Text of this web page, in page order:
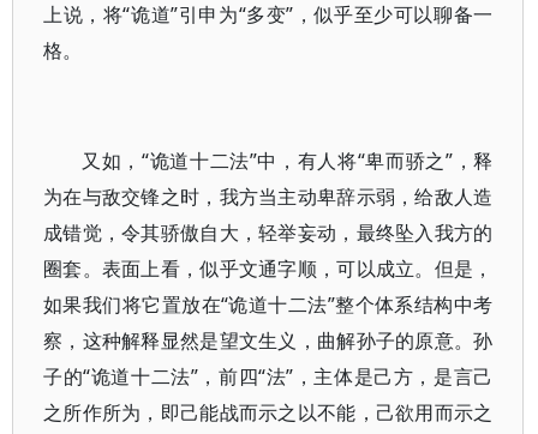
上说，将“诡道”引申为“多变”，似乎至少可以聊备一
格。
又如，“诡道十二法”中，有人将“卑而骄之”，释
为在与敌交锋之时，我方当主动卑辞示弱，给敌人造
成错觉，令其骄傲自大，轻举妄动，最终坠入我方的
圈套。表面上看，似乎文通字顺，可以成立。但是，
如果我们将它置放在“诡道十二法”整个体系结构中考
察，这种解释显然是望文生义，曲解孙子的原意。孙
子的“诡道十二法”，前四“法”，主体是己方，是言己
之所作所为，即己能战而示之以不能，己欲用而示之